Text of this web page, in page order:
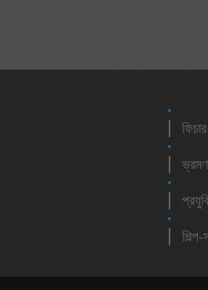
ফিচার
ভ্রমণ